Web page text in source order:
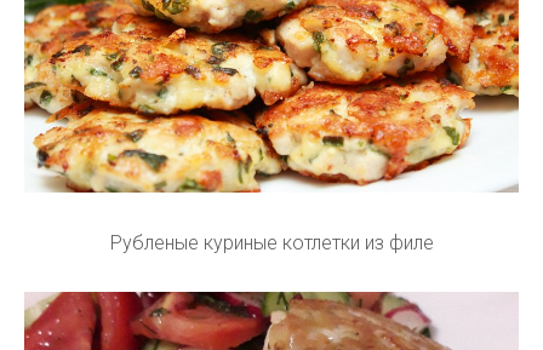
Рубленые куриные котлетки из филе